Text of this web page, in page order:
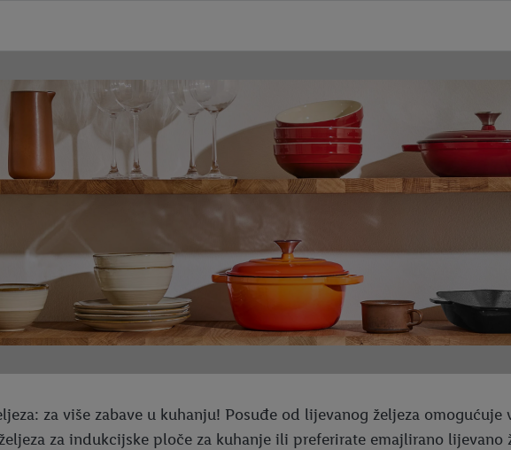
za više zabave u kuhanju! Posuđe od lijevanog željeza
za indukcijske ploče za kuhanje ili preferirate emajlirano